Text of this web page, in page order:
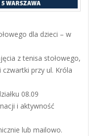
dla dzieci – w
z tenisa stołowego,
przy ul. Króla
08.09
i aktywność
lub mailowo.